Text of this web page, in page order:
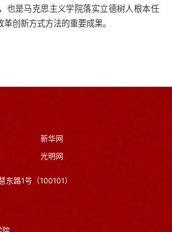
也是马克思主义学院落实立德树人根本任
创新方式方法的重要成果。
新华网
光明网
东路1号（100101）